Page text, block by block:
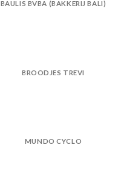
BAULIS BVBA (BAKKERIJ BALI)
BROODJES TREVI
MUNDO CYCLO